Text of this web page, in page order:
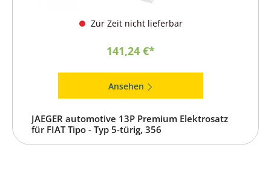
Zur Zeit nicht lieferbar
141,24 €*
Ansehen
JAEGER automotive 13P Premium Elektrosatz
für FIAT Tipo - Typ 5-türig, 356